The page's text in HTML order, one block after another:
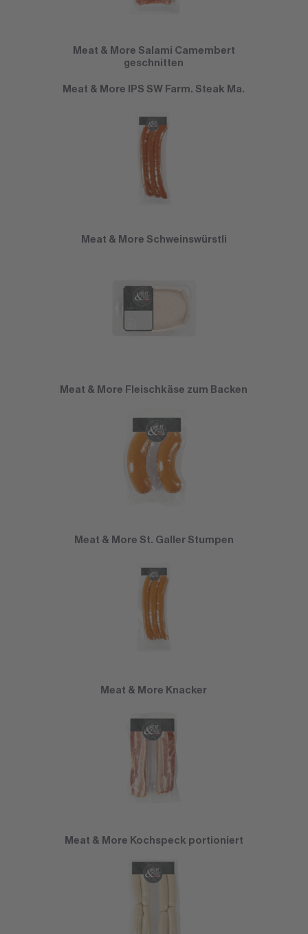
Meat & More Salami Camembert
geschnitten
Meat & More IPS SW Farm. Steak Ma.
Meat & More Schweinswürstli
Meat & More Fleischkäse zum Backen
Meat & More St. Galler Stumpen
Meat & More Knacker
Meat & More Kochspeck portioniert